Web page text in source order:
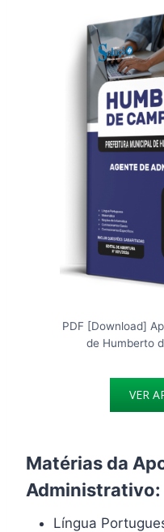
PDF [Download]
de Humberto
VER
Matérias da
Administrativo:
Língua